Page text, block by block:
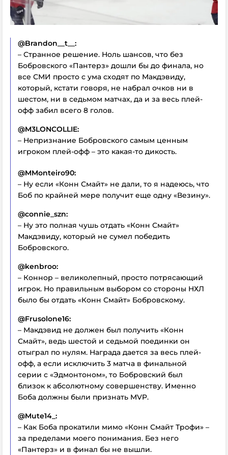
@Brandon__t__:
– Странное решение. Ноль шансов, что без
Бобровского «Пантерз» дошли бы до финала, но
все СМИ просто с ума сходят по Макдэвиду,
который, кстати говоря, не набрал очков ни в
шестом, ни в седьмом матчах, да и за весь плей-
офф забил всего 8 голов.
@M3LONCOLLIE:
– Непризнание Бобровского самым ценным
игроком плей-офф – это какая-то дикость.
@MMonteiro90:
– Ну если «Конн Смайт» не дали, то я надеюсь, что
Боб по крайней мере получит еще одну «Везину».
@connie_szn:
– Ну это полная чушь отдать «Конн Смайт»
Макдэвиду, который не сумел победить
Бобровского.
@kenbroo:
– Коннор – великолепный, просто потрясающий
игрок. Но правильным выбором со стороны НХЛ
было бы отдать «Конн Смайт» Бобровскому.
@Frusolone16:
– Макдэвид не должен был получить «Конн
Смайт», ведь шестой и седьмой поединки он
отыграл по нулям. Награда дается за весь плей-
офф, а если исключить 3 матча в финальной
серии с «Эдмонтоном», то Бобровский был
близок к абсолютному совершенству. Именно
Боба должны были признать MVP.
@Mute14_:
– Как Боба прокатили мимо «Конн Смайт Трофи» –
за пределами моего понимания. Без него
«Пантерз» и в финал бы не вышли.